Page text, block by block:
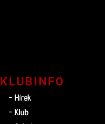
KLUBINFO
- Hírek
- Klub